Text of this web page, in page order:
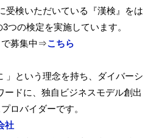
受検いただいている『漢検』をは
つの検定を実施しています。
で募集中⇒こちら
」という理念を持ち、
ダイバーシ
ドに、 独自ビジネスモデル創出
ロバイダーです。
社